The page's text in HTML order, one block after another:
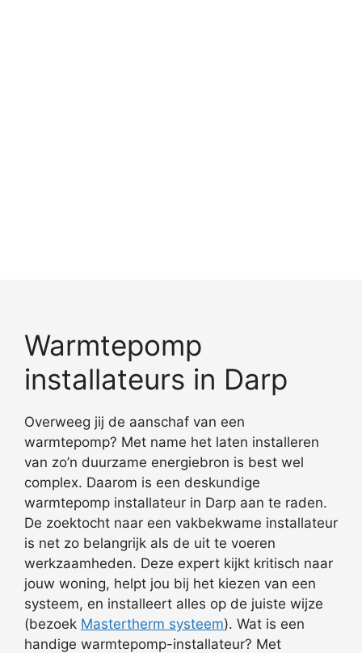
Warmtepomp
installateurs in Darp
Overweeg jij de aanschaf van een
warmtepomp? Met name het laten installeren
van zo’n duurzame energiebron is best wel
complex. Daarom is een deskundige
warmtepomp installateur in Darp aan te raden.
De zoektocht naar een vakbekwame installateur
is net zo belangrijk als de uit te voeren
werkzaamheden. Deze expert kijkt kritisch naar
jouw woning, helpt jou bij het kiezen van een
systeem, en installeert alles op de juiste wijze
(bezoek Mastertherm systeem). Wat is een
handige warmtepomp-installateur? Met